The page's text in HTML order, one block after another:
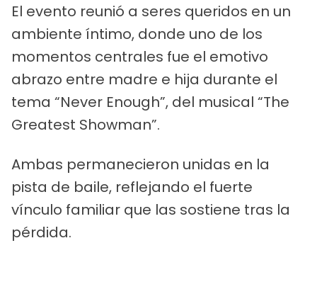
El evento reunió a seres queridos en un
ambiente íntimo, donde uno de los
momentos centrales fue el emotivo
abrazo entre madre e hija durante el
tema “Never Enough”, del musical “The
Greatest Showman”.
Ambas permanecieron unidas en la
pista de baile, reflejando el fuerte
vínculo familiar que las sostiene tras la
pérdida.